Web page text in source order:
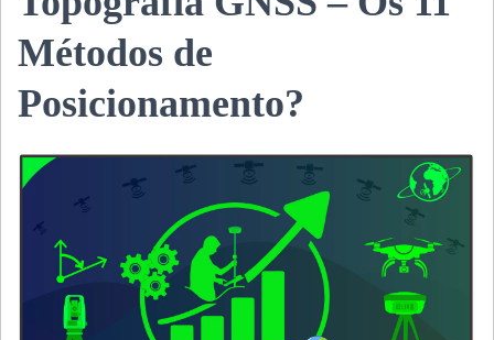
Métodos de
Posicionamento?